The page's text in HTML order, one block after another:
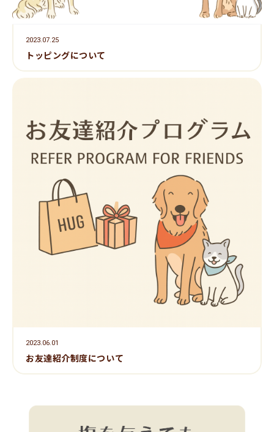
2023.07.25
トッピングについて
2023.06.01
お友達紹介制度について